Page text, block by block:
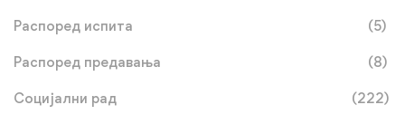
Распоред испита (5)
Распоред предавања (8)
Социјални рад (222)